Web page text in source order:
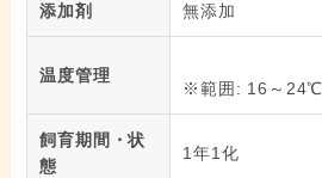
添加剤 無添加
温度管理
※範囲: 16～24℃
飼育期間・状
態
1年1化